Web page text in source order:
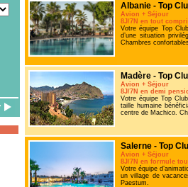
Albanie - Top
Avion + Séjour
8J/7N en tout
Votre équipe Top
d’une situation
Chambres
Madère - Top
Avion + Séjour
8J/7N en demi
Votre équipe Top
taille humaine
centre de Machico.
Salerne - Top
Avion + Séjour
8J/7N en formule
Votre équipe
un village de
Paestum.